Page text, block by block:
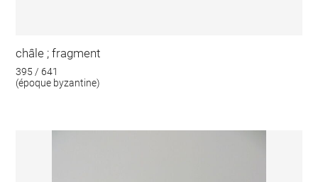
châle ; fragment
395 / 641
(époque byzantine)